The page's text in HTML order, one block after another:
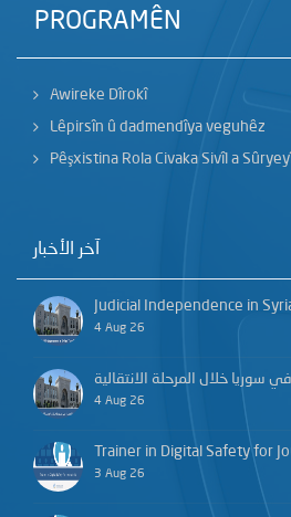
PROGRAMÊN
Awireke Dîrokî
Lêpirsîn û dadmendîya veguhêz
Pêşxistina Rola Civaka Sivîl a
آخر الأخبار
Judicial Independence in
4 Aug 26
سوريا خلال المرحلة الانتقالية
4 Aug 26
Trainer in Digital Safety for
3 Aug 26